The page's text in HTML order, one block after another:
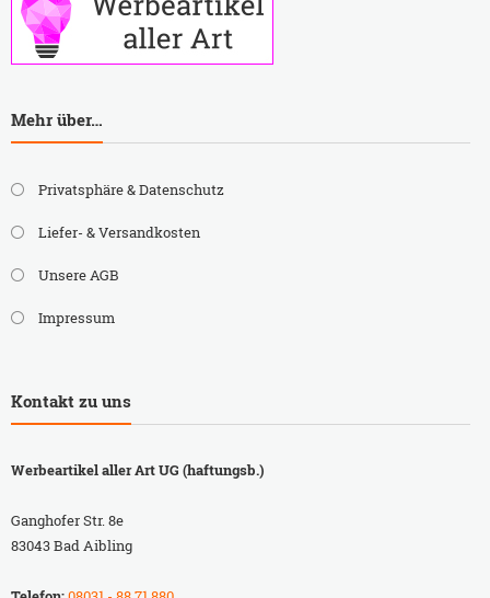
Mehr über…
Privatsphäre & Datenschutz
Liefer- & Versandkosten
Unsere AGB
Impressum
Kontakt zu uns
Werbeartikel aller Art UG (haftungsb.)
Ganghofer Str. 8e
83043 Bad Aibling